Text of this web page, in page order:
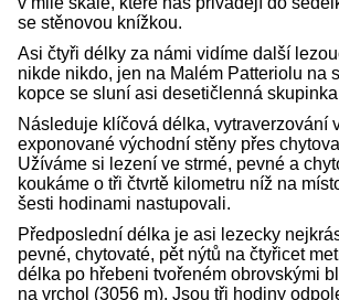
se stěnovou knížkou.
Asi čtyři délky za námi vidíme další
nikde nikdo, jen na Malém Patteriolu na
kopce se sluní asi desetičlenná
Následuje klíčová délka, vytraverzování
exponované východní stěny přes
Užíváme si lezení ve strmé, pevné a
koukáme o tři čtvrtě kilometru níž na
šesti hodinami nastupovali.
Předposlední délka je asi lezecky
pevné, chytovaté, pět nýtů na čtyřicet
délka po hřebeni tvořeném obrovskými
na vrchol (3056 m). Jsou tři hodiny